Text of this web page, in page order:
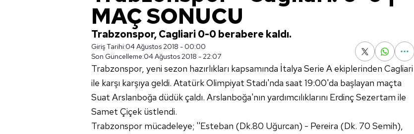
MAÇ SONUCU
Trabzonspor, Cagliari 0-0 berabere kaldı.
Giriş Tarihi:04 Ağustos 2018 - 00:00
Son Güncelleme:04 Ağustos 2018 - 22:07
Trabzonspor, yeni sezon hazırlıkları kapsamında İtalya Serie A ekiplerinden Cagliari
ile karşı karşıya geldi. Atatürk Olimpiyat Stadı'nda saat 19:00'da başlayan maçta
Suat Arslanboğa düdük çaldı. Arslanboğa'nın yardımcılıklarını Erdinç Sezertam ile
Samet Çiçek üstlendi.
Trabzonspor mücadeleye; ''Esteban (Dk.80 Uğurcan) - Pereira (Dk. 70 Semih),